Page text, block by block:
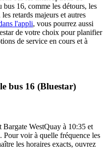
16, comme les détours, les
retards majeurs et autres
l'appli, vous pourrez aussi
de votre choix pour planifier
de service en cours et à
bus 16 (Bluestar)
WestQuay à 10:35 et
voir à quelle fréquence les
les horaires exacts, ouvrez